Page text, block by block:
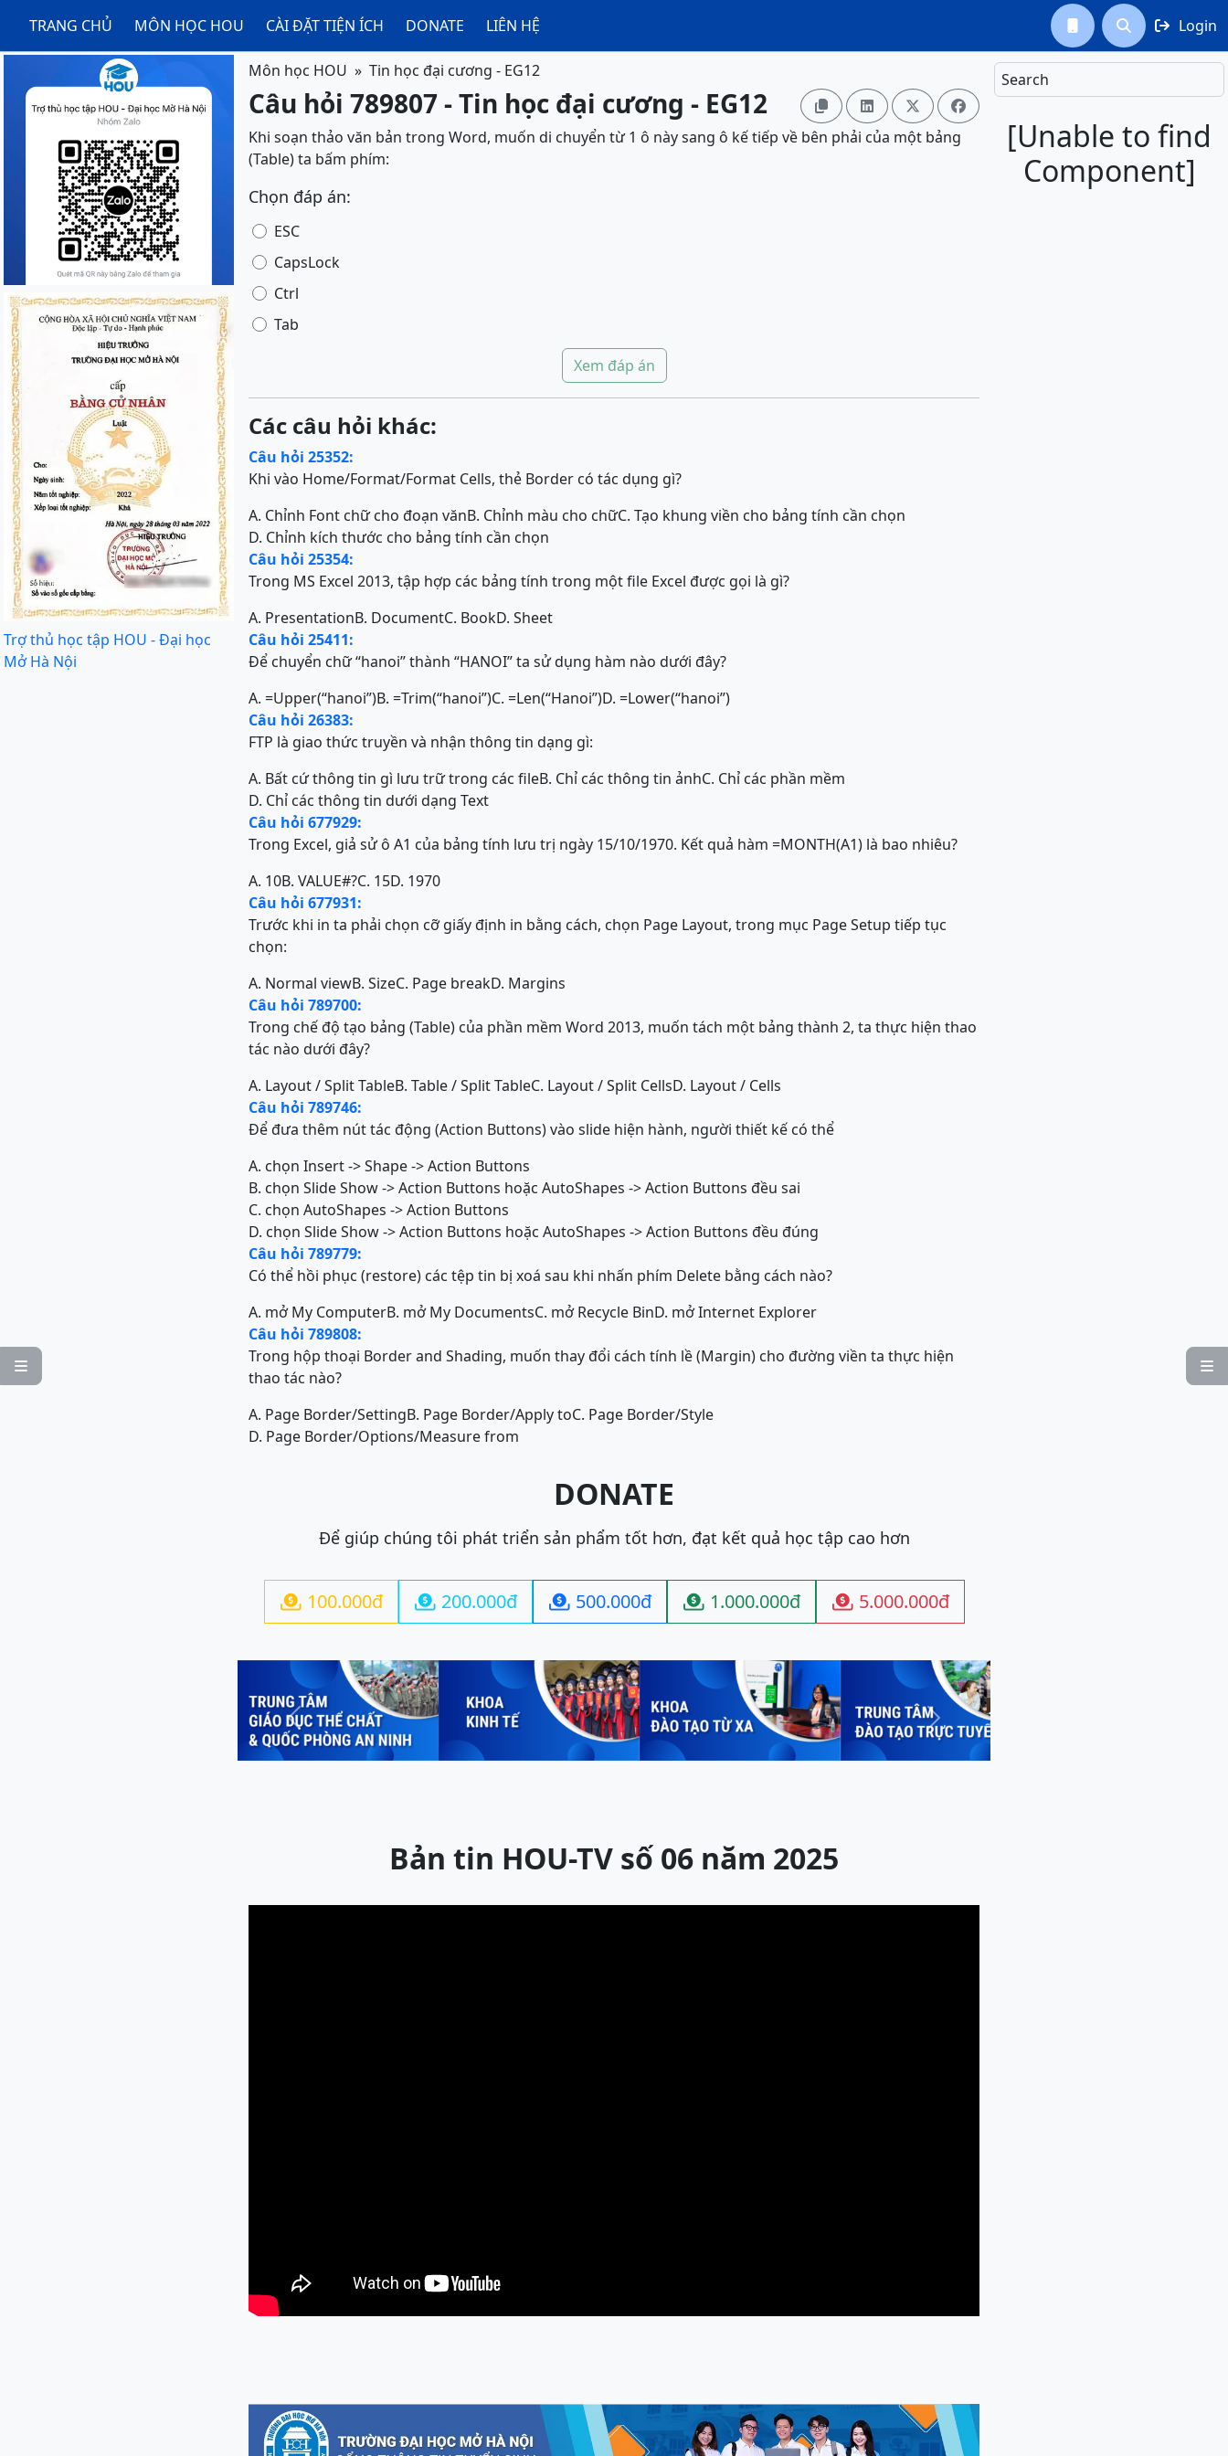
TRANG CHỦ MÔN HỌC HOU CÀI ĐẶT TIỆN ÍCH DONATE LIÊN HỆ   Login

Search
[Unable to find
Component]

Trợ thủ học tập HOU - Đại học
Mở Hà Nội
Môn học HOU Tin học đại cương - EG12
Câu hỏi 789807 - Tin học đại cương - EG12    
Khi soạn thảo văn bản trong Word, muốn di chuyển từ 1 ô này sang ô kế tiếp về bên phải của một bảng
(Table) ta bấm phím:
Chọn đáp án:
ESC
CapsLock
Ctrl
Tab
Xem đáp án
Các câu hỏi khác:
Câu hỏi 25352:
Khi vào Home/Format/Format Cells, thẻ Border có tác dụng gì?
A. Chỉnh Font chữ cho đoạn vănB. Chỉnh màu cho chữC. Tạo khung viền cho bảng tính cần chọn
D. Chỉnh kích thước cho bảng tính cần chọn
Câu hỏi 25354:
Trong MS Excel 2013, tập hợp các bảng tính trong một file Excel được gọi là gì?
A. PresentationB. DocumentC. BookD. Sheet
Câu hỏi 25411:
Để chuyển chữ “hanoi” thành “HANOI” ta sử dụng hàm nào dưới đây?
A. =Upper(“hanoi”)B. =Trim(“hanoi”)C. =Len(“Hanoi”)D. =Lower(“hanoi”)
Câu hỏi 26383:
FTP là giao thức truyền và nhận thông tin dạng gì:
A. Bất cứ thông tin gì lưu trữ trong các fileB. Chỉ các thông tin ảnhC. Chỉ các phần mềm
D. Chỉ các thông tin dưới dạng Text
Câu hỏi 677929:
Trong Excel, giả sử ô A1 của bảng tính lưu trị ngày 15/10/1970. Kết quả hàm =MONTH(A1) là bao nhiêu?
A. 10B. VALUE#?C. 15D. 1970
Câu hỏi 677931:
Trước khi in ta phải chọn cỡ giấy định in bằng cách, chọn Page Layout, trong mục Page Setup tiếp tục
chọn:
A. Normal viewB. SizeC. Page breakD. Margins
Câu hỏi 789700:
Trong chế độ tạo bảng (Table) của phần mềm Word 2013, muốn tách một bảng thành 2, ta thực hiện thao
tác nào dưới đây?
A. Layout / Split TableB. Table / Split TableC. Layout / Split CellsD. Layout / Cells
Câu hỏi 789746:
Để đưa thêm nút tác động (Action Buttons) vào slide hiện hành, người thiết kế có thể
A. chọn Insert -> Shape -> Action Buttons
B. chọn Slide Show -> Action Buttons hoặc AutoShapes -> Action Buttons đều sai
C. chọn AutoShapes -> Action Buttons
D. chọn Slide Show -> Action Buttons hoặc AutoShapes -> Action Buttons đều đúng
Câu hỏi 789779:
Có thể hồi phục (restore) các tệp tin bị xoá sau khi nhấn phím Delete bằng cách nào?
A. mở My ComputerB. mở My DocumentsC. mở Recycle BinD. mở Internet Explorer
Câu hỏi 789808:
Trong hộp thoại Border and Shading, muốn thay đổi cách tính lề (Margin) cho đường viền ta thực hiện
thao tác nào?
A. Page Border/SettingB. Page Border/Apply toC. Page Border/Style
D. Page Border/Options/Measure from
DONATE
Để giúp chúng tôi phát triển sản phẩm tốt hơn, đạt kết quả học tập cao hơn
 100.000đ  200.000đ  500.000đ  1.000.000đ  5.000.000đ
Previous Next
Bản tin HOU-TV số 06 năm 2025